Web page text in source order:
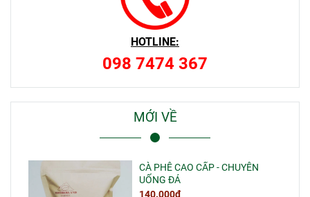
HOTLINE:
098 7474 367
MỚI VỀ
CÀ PHÊ CAO CẤP - CHUYÊN
UỐNG ĐÁ